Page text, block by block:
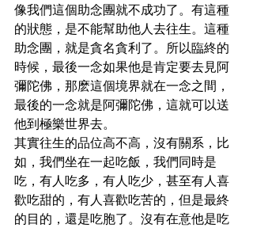
像我們這個助念團就不成功了。有這種
的狀態，是不能幫助他人去往生。這種
助念團，就是貪名貪利了。所以臨終的
時候，最後一念如果他是肯定要去見阿
彌陀佛，那麽這個境界就在一念之間，
最後的一念就是阿彌陀佛，這就可以送
他到極樂世界去。
其實往生的品位高不高，沒有關系，比
如，我們坐在一起吃飯，我們同時是
吃，有人吃多，有人吃少，甚至有人喜
歡吃甜的，有人喜歡吃苦的，但是最終
的目的，還是吃胞了。沒有在意他是吃